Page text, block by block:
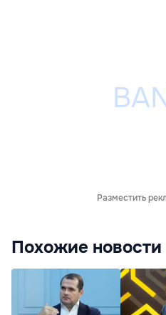
Разместить
Похожие новости